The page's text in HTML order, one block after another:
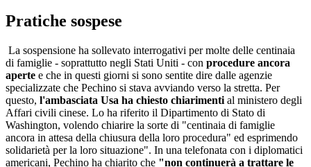
Pratiche sospese
La sospensione ha sollevato interrogativi per molte delle centinaia
di famiglie - soprattutto negli Stati Uniti - con procedure ancora
aperte e che in questi giorni si sono sentite dire dalle agenzie
specializzate che Pechino si stava avviando verso la stretta. Per
questo, l'ambasciata Usa ha chiesto chiarimenti al ministero degli
Affari civili cinese. Lo ha riferito il Dipartimento di Stato di
Washington, volendo chiarire la sorte di "centinaia di famiglie
ancora in attesa della chiusura della loro procedura" ed esprimendo
solidarietà per la loro situazione". In una telefonata con i diplomatici
americani, Pechino ha chiarito che "non continuerà a trattare le